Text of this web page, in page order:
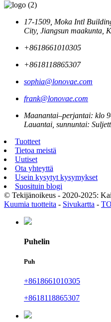
17-1509, Moka Intl
City, Jiangsun maakunta,
+8618661010305
+8618118865307
sophia@lonovae.com
frank@lonovae.com
Maanantai–perjantai: klo
Lauantai, sunnuntai:
Tuotteet
Tietoa meistä
Uutiset
Ota yhteyttä
Usein kysytyt kysymykset
Suosituin blogi
© Tekijänoikeus - 2020-2025:
Kuumia tuotteita - Sivukartta -
Puhelin
Puh
+8618661010305
+8618118865307